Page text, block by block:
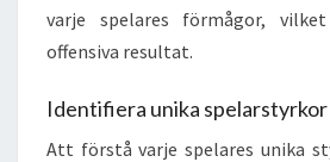
varje spelares förmågor,
offensiva resultat.
Identifiera unika spelarstyrkor
Att förstå varje spelares unika